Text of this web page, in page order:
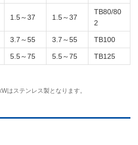
1.5～37 1.5～37
TB80/80
2
3.7～55 3.7～55 TB100
5.5～75 5.5～75 TB125
はステンレス製となります。